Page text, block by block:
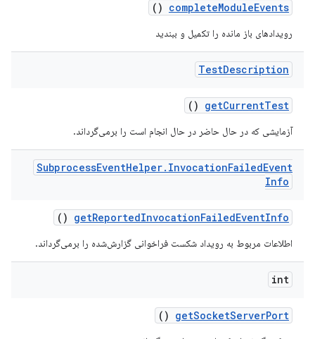
completeModuleEvents
()
رویدادهای باز مانده را تکمیل و ببندید
TestDescription
getCurrentTest
()
آزمایشی که در حال حاضر در حال انجام است را برمی‌گرداند.
SubprocessEventHelper. InvocationFailedEvent
Info
getReportedInvocationFailedEventInfo
()
اطلاعات مربوط به رویداد شکست فراخوانی گزارش‌شده را برمی‌گرداند.
int
getSocketServerPort
()